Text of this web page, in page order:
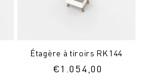
Étagère à tiroirs RK144
Prix
€1.054,00